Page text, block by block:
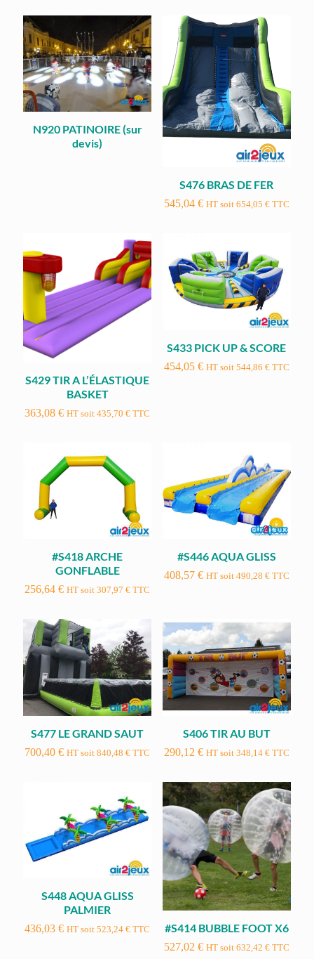
N920 PATINOIRE (sur
devis)
S476 BRAS DE FER
545,04 € HT soit 654,05 €TTC
S429 TIR A L’ÉLASTIQUE
BASKET
363,08€ HT soit435,70€ TTC
S433 PICK UP & SCORE
454,05 € HT soit 544,86 €TTC
#S418 ARCHE
GONFLABLE
256,64€ HT soit307,97€ TTC
#S446 AQUA GLISS
408,57 € HT soit 490,28 €TTC
S477 LE GRAND SAUT
700,40€ HT soit840,48€ TTC
S406 TIR AU BUT
290,12 € HT soit 348,14 €TTC
S448 AQUA GLISS
PALMIER
436,03€ HT soit523,24€ TTC #S414 BUBBLE FOOT X6
527,02 € HT soit 632,42 €TTC